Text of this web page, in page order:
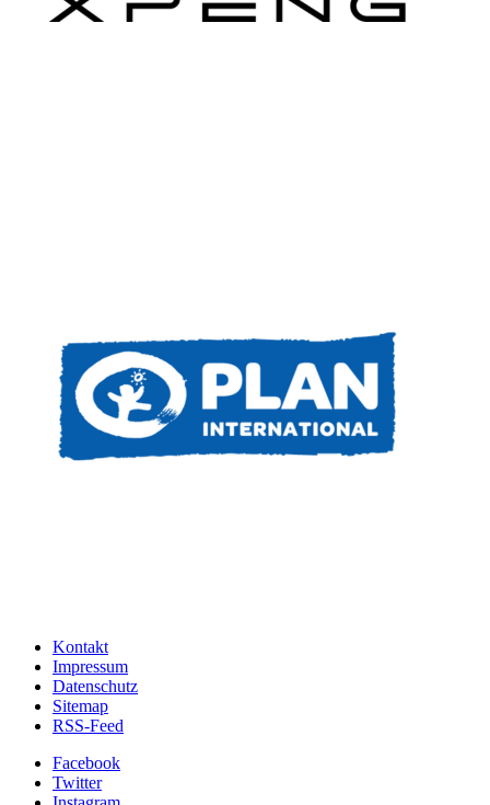
Kontakt
Impressum
Datenschutz
Sitemap
RSS-Feed
Facebook
Twitter